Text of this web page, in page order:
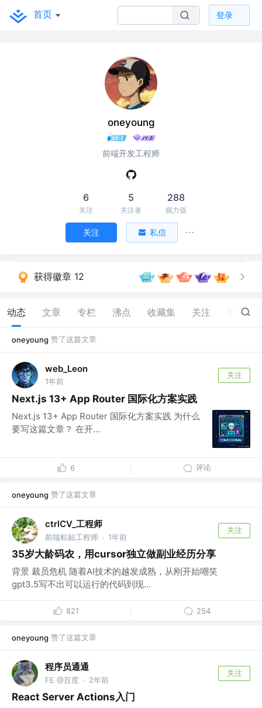
首页 登录
oneyoung
前端开发工程师
6
关注
5
关注者
288
掘力值
关注 私信
获得徽章 12
动态 文章 专栏 沸点 收藏集 关注 172
oneyoung 赞了这篇文章
web_Leon
1年前
关注
Next.js 13+ App Router 国际化方案实践
Next.js 13+ App Router 国际化方案实践 为什么
要写这篇文章？ 在开...
6 评论
oneyoung 赞了这篇文章
ctrlCV_工程师
前端粘贴工程师 · 1年前
关注
35岁大龄码农，用cursor独立做副业经历分享
背景 裁员危机 随着AI技术的越发成熟，从刚开始嘲笑
gpt3.5写不出可以运行的代码到现...
821 254
oneyoung 赞了这篇文章
程序员通通
FE @百度 · 2年前
关注
React Server Actions入门